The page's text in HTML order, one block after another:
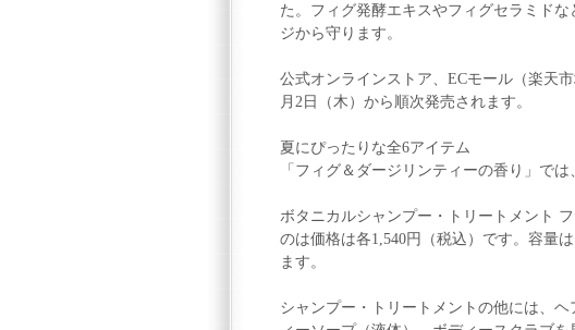
た。フィグ発酵エキスやフィグセラミド
ジから守ります。
公式オンラインストア、ECモール（楽天
月2日（木）から順次発売されます。
夏にぴったりな全6アイテム
「フィグ＆ダージリンティーの香り」で
ボタニカルシャンプー・トリートメント
のは価格は各1,540円（税込）です。容量
ます。
シャンプー・トリートメントの他には、